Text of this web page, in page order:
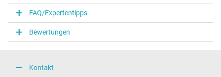
FAQ/Expertentipps
Bewertungen
Kontakt